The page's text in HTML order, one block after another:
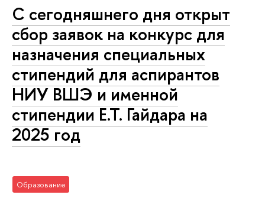
С сегодняшнего дня открыт
сбор заявок на конкурс для
назначения специальных
стипендий для аспирантов
НИУ ВШЭ и именной
стипендии Е.Т. Гайдара на
2025 год
Образование